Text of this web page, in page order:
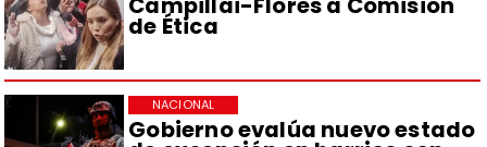
de Ética
Gobierno evalúa nuevo estado
NACIONAL